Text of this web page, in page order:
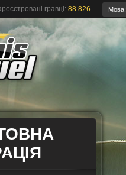
гравці: 88 826 Мова: